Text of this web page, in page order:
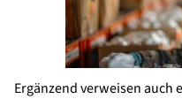
Ergänzend verweisen auch